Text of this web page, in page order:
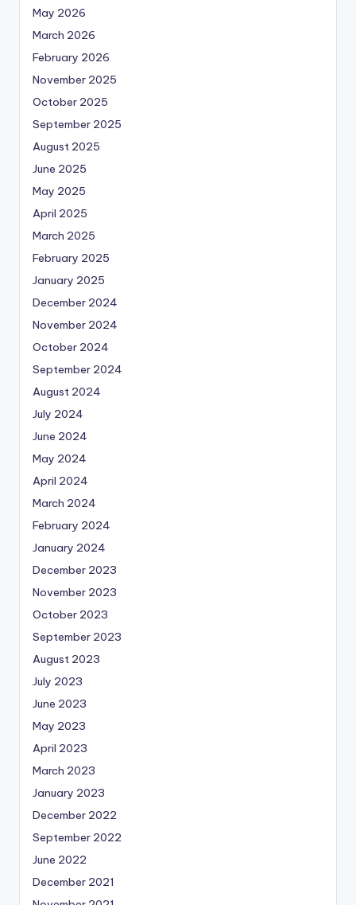
May 2026
March 2026
February 2026
November 2025
October 2025
September 2025
August 2025
June 2025
May 2025
April 2025
March 2025
February 2025
January 2025
December 2024
November 2024
October 2024
September 2024
August 2024
July 2024
June 2024
May 2024
April 2024
March 2024
February 2024
January 2024
December 2023
November 2023
October 2023
September 2023
August 2023
July 2023
June 2023
May 2023
April 2023
March 2023
January 2023
December 2022
September 2022
June 2022
December 2021